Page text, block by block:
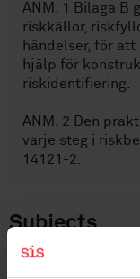
ANM. 1 Bilaga B
riskkällor,
händelser, för
hjälp för
riskidentifiering.
ANM. 2 Den
varje steg i
14121-2.
Subjects